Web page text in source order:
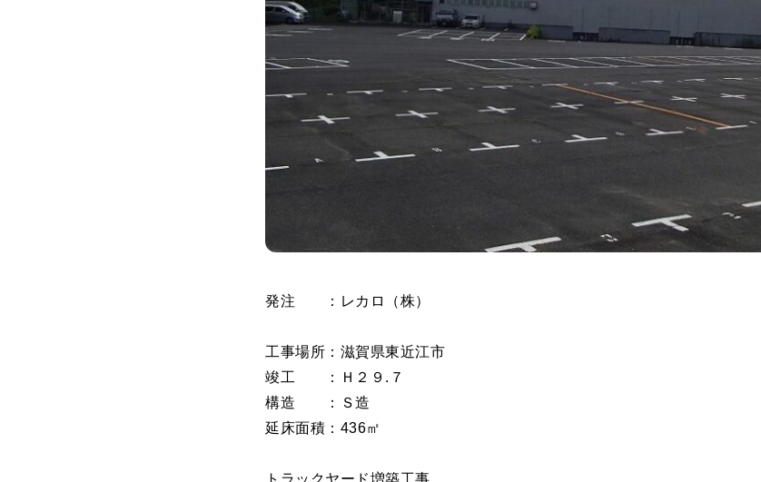
発注 ：レカロ（株）
工事場所：滋賀県東近江市
竣工 ：Ｈ２９.７
構造 ：Ｓ造
延床面積：436㎡
トラックヤード増築工事